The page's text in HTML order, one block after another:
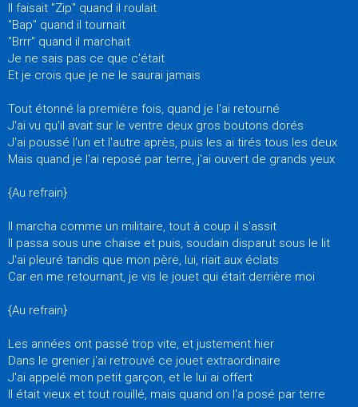
Il faisait "Zip" quand il roulait
"Bap" quand il tournait
"Brrr" quand il marchait
Je ne sais pas ce que c'était
Et je crois que je ne le saurai jamais
Tout étonné la première fois, quand je l'ai retourné
J'ai vu qu'il avait sur le ventre deux gros boutons dorés
J'ai poussé l'un et l'autre après, puis les ai tirés tous les deux
Mais quand je l'ai reposé par terre, j'ai ouvert de grands yeux
{Au refrain}
Il marcha comme un militaire, tout à coup il s'assit
Il passa sous une chaise et puis, soudain disparut sous le lit
J'ai pleuré tandis que mon père, lui, riait aux éclats
Car en me retournant, je vis le jouet qui était derrière moi
{Au refrain}
Les années ont passé trop vite, et justement hier
Dans le grenier j'ai retrouvé ce jouet extraordinaire
J'ai appelé mon petit garçon, et le lui ai offert
Il était vieux et tout rouillé, mais quand on l'a posé par terre